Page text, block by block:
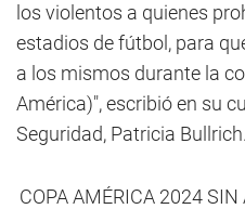
los violentos a quienes
estadios de fútbol, para
a los mismos durante la
América)", escribió en su
Seguridad, Patricia Bullrich.
COPA AMÉRICA 2024